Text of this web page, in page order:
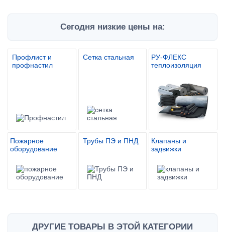
Сегодня низкие цены на:
Профлист и
профнастил
Сетка стальная
РУ-ФЛЕКС
теплоизоляция
Пожарное
оборудование
Трубы ПЭ и ПНД
Клапаны и
задвижки
ДРУГИЕ ТОВАРЫ В ЭТОЙ КАТЕГОРИИ